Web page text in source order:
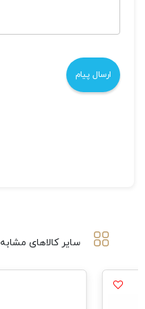
سایر کالاهای مشابه